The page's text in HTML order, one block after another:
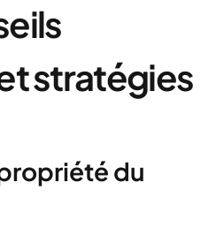
stratégies
du